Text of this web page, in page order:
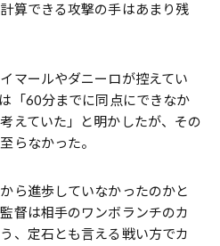
算できる攻撃の手はあまり残
マールやダニーロが控えてい
「60分までに同点にできなか
えていた」と明かしたが、その
らなかった。
ら進歩していなかったのかと
督は相手のワンボランチのカ
、定石とも言える戦い方でカ